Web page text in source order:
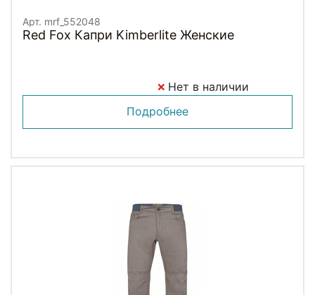
Арт. mrf_552048
Red Fox Капри Kimberlite Женские
Нет в наличии
Подробнее